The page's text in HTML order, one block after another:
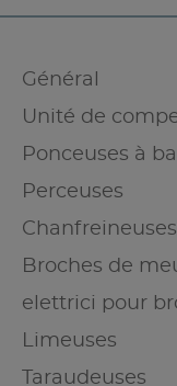
Général
Unité de
Ponceuses à
Perceuses
Chanfreineuses
Broches de
elettrici pour
Limeuses
Taraudeuses